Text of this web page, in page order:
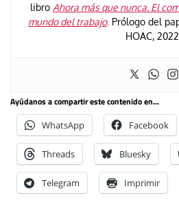
libro Ahora más que nunca. El
mundo del trabajo. Prólogo del
HOAC,
Ayúdanos a compartir este contenido en...
WhatsApp Facebook
Threads Bluesky
Telegram Imprimir